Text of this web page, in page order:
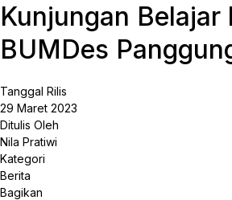
Kunjungan Belajar
BUMDes
Tanggal Rilis
29 Maret 2023
Ditulis Oleh
Nila Pratiwi
Kategori
Berita
Bagikan